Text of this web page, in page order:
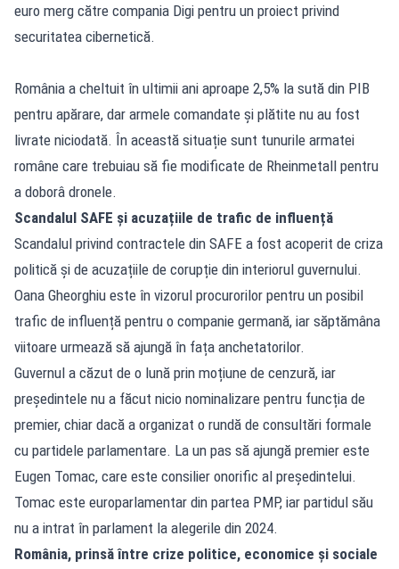
euro merg către compania Digi pentru un proiect privind
securitatea cibernetică.
România a cheltuit în ultimii ani aproape 2,5% la sută din PIB
pentru apărare, dar armele comandate și plătite nu au fost
livrate niciodată. În această situație sunt tunurile armatei
române care trebuiau să fie modificate de Rheinmetall pentru
a doborâ dronele.
Scandalul SAFE și acuzațiile de trafic de influență
Scandalul privind contractele din SAFE a fost acoperit de criza
politică și de acuzațiile de corupție din interiorul guvernului.
Oana Gheorghiu este în vizorul procurorilor pentru un posibil
trafic de influență pentru o companie germană, iar săptămâna
viitoare urmează să ajungă în fața anchetatorilor.
Guvernul a căzut de o lună prin moțiune de cenzură, iar
președintele nu a făcut nicio nominalizare pentru funcția de
premier, chiar dacă a organizat o rundă de consultări formale
cu partidele parlamentare. La un pas să ajungă premier este
Eugen Tomac, care este consilier onorific al președintelui.
Tomac este europarlamentar din partea PMP, iar partidul său
nu a intrat în parlament la alegerile din 2024.
România, prinsă între crize politice, economice și sociale